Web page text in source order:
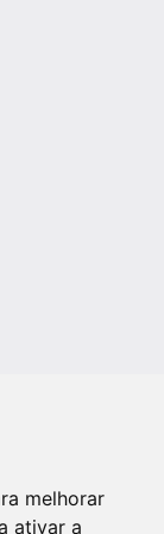
melhorar
ativar a